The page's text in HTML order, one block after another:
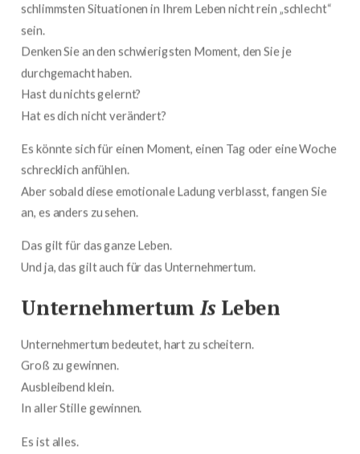
schlimmsten Situationen in Ihrem Leben nicht rein „schlecht“
sein.
Denken Sie an den schwierigsten Moment, den Sie je
durchgemacht haben.
Hast du nichts gelernt?
Hat es dich nicht verändert?
Es könnte sich für einen Moment, einen Tag oder eine Woche
schrecklich anfühlen.
Aber sobald diese emotionale Ladung verblasst, fangen Sie
an, es anders zu sehen.
Das gilt für das ganze Leben.
Und ja, das gilt auch für das Unternehmertum.
UnternehmertumIsLeben
Unternehmertum bedeutet, hart zu scheitern.
Groß zu gewinnen.
Ausbleibend klein.
In aller Stille gewinnen.
Es ist alles.